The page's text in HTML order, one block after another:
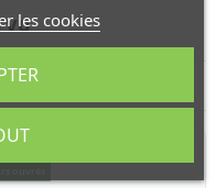
Buster
les cookies